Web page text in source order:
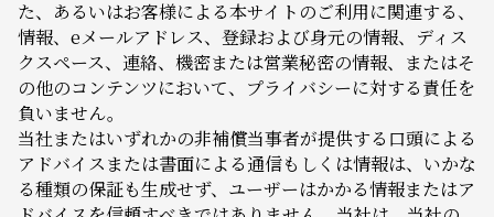
た、あるいはお客様による本サイトのご利用に関連する、
情報、eメールアドレス、登録および身元の情報、ディス
クスペース、連絡、機密または営業秘密の情報、またはそ
の他のコンテンツにおいて、プライバシーに対する責任を
負いません。
当社またはいずれかの非補償当事者が提供する口頭による
アドバイスまたは書面による通信もしくは情報は、いかな
る種類の保証も生成せず、ユーザーはかかる情報またはア